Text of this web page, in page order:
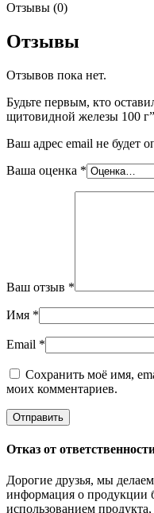
Отзывы (0)
Отзывы
Отзывов пока нет.
Будьте первым, кто
щитовидной железы 100 г”
Ваш адрес email не будет
Ваша оценка *
Ваш отзыв *
Имя *
Email *
Сохранить моё имя,
моих комментариев.
Отказ от
Дорогие друзья, мы
информация о продукции
использованием